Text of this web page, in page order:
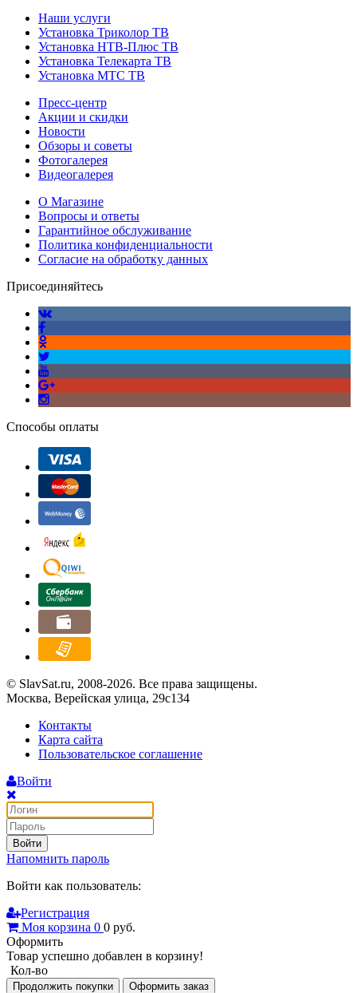
Наши услуги
Установка Триколор ТВ
Установка НТВ-Плюс ТВ
Установка Телекарта ТВ
Установка МТС ТВ
Пресс-центр
Акции и скидки
Новости
Обзоры и советы
Фотогалерея
Видеогалерея
О Магазине
Вопросы и ответы
Гарантийное обслуживание
Политика конфиденциальности
Согласие на обработку данных
Присоединяйтесь
Способы оплаты
© SlavSat.ru, 2008-2026. Все права защищены.
Москва, Верейская улица, 29с134
Контакты
Карта сайта
Пользовательское соглашение
Войти
Войти
Напомнить пароль
Войти как пользователь:
Регистрация
Моя корзина 0 0 руб.
Оформить
Товар успешно добавлен в корзину!
Кол-во
Продолжить покупки Оформить заказ